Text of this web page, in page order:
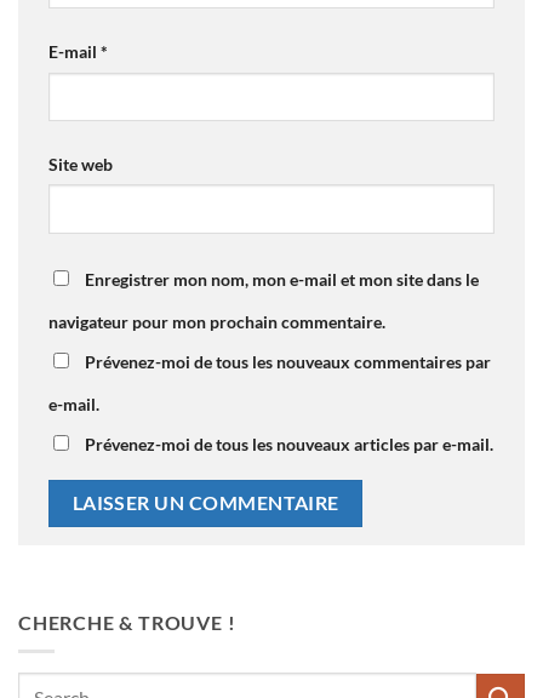
E-mail *
Site web
Enregistrer mon nom, mon e-mail et mon site dans le
navigateur pour mon prochain commentaire.
Prévenez-moi de tous les nouveaux commentaires par
e-mail.
Prévenez-moi de tous les nouveaux articles par e-mail.
CHERCHE & TROUVE !